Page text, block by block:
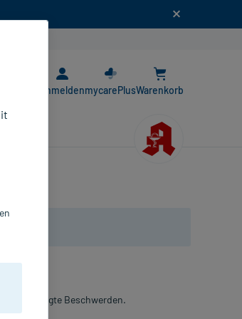
AnmeldenmycarePlusWarenkorb
gasbedingte Beschwerden.